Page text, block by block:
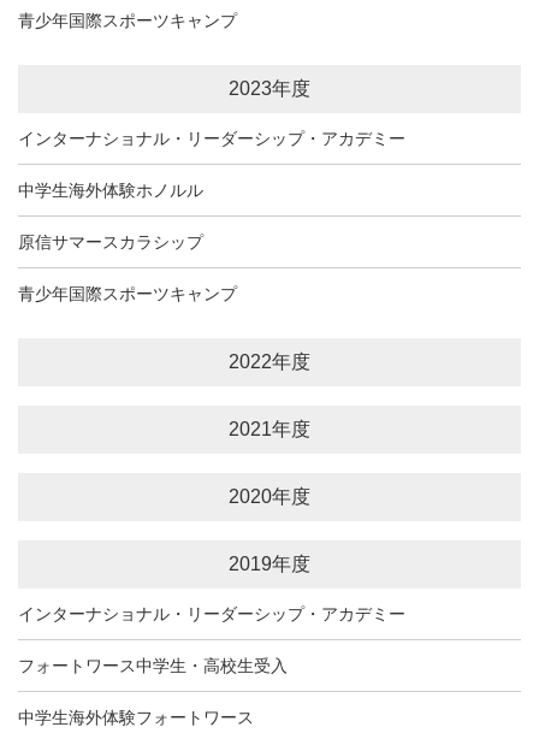
青少年国際スポーツキャンプ
2023年度
インターナショナル・リーダーシップ・アカデミー
中学生海外体験ホノルル
原信サマースカラシップ
青少年国際スポーツキャンプ
2022年度
2021年度
2020年度
2019年度
インターナショナル・リーダーシップ・アカデミー
フォートワース中学生・高校生受入
中学生海外体験フォートワース